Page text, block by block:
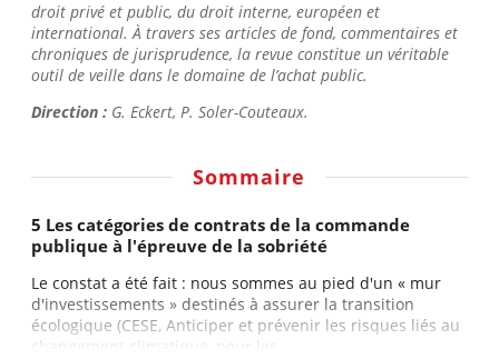
droit privé et public, du droit interne, européen et
international. À travers ses articles de fond, commentaires et
chroniques de jurisprudence, la revue constitue un véritable
outil de veille dans le domaine de l’achat public.
Direction : G. Eckert, P. Soler-Couteaux.
Sommaire
5 Les catégories de contrats de la commande
publique à l'épreuve de la sobriété
Le constat a été fait : nous sommes au pied d'un « mur
d'investissements » destinés à assurer la transition
écologique (CESE, Anticiper et prévenir les risques liés au
changement climatique, pour les...